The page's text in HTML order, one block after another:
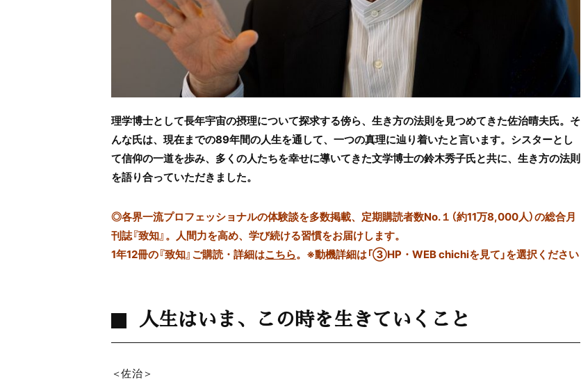
理学博士として長年宇宙の摂理について探求する傍ら、生き方の法則を見つめてきた佐治晴夫氏。そ
んな氏は、現在までの89年間の人生を通して、一つの真理に辿り着いたと言います。シスターとし
て信仰の一道を歩み、多くの人たちを幸せに導いてきた文学博士の鈴木秀子氏と共に、生き方の法則
を語り合っていただきました。
◎各界一流プロフェッショナルの体験談を多数掲載、定期購読者数No.１（約11万8,000人）の総合月
刊誌『致知』。人間力を高め、学び続ける習慣をお届けします。
1年12冊の『致知』ご購読・詳細はこちら。 ※動機詳細は「③HP・WEB chichiを見て」を選択ください
人生はいま、この時を生きていくこと
＜佐治＞